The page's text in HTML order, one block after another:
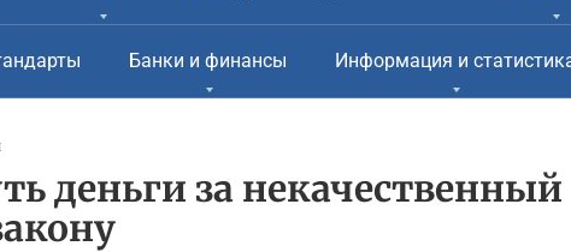
Банки и финансы Информация и
деньги за некачественный